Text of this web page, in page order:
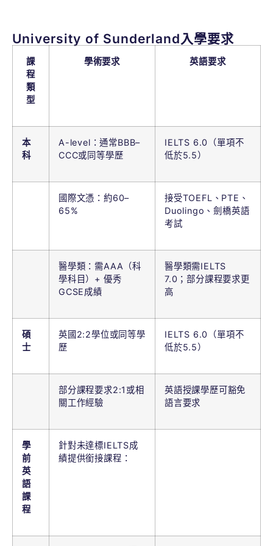
University of Sunderland入學要求
課
程
類
型
學術要求 英語要求
本
科
A-level：通常BBB–
CCC或同等學歷
IELTS 6.0（單項不
低於5.5）
國際文憑：約60–
65%
接受TOEFL、PTE、
Duolingo、劍橋英語
考試
醫學類：需AAA（科
學科目）+ 優秀
GCSE成績
醫學類需IELTS
7.0；部分課程要求更
高
碩
士
英國2:2學位或同等學
歷
IELTS 6.0（單項不
低於5.5）
部分課程要求2:1或相
關工作經驗
英語授課學歷可豁免
語言要求
學
前
英
語
課
程
針對未達標IELTS成
績提供銜接課程：